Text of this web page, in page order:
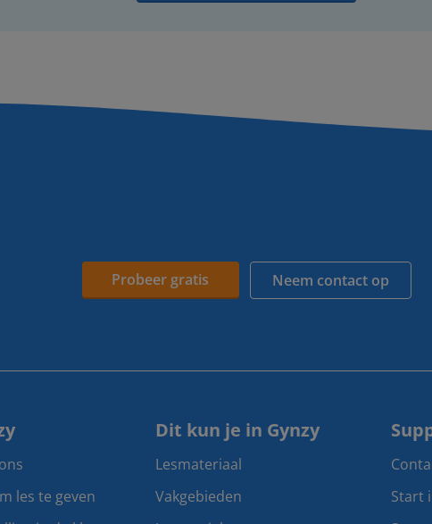
Probeer gratis Neem contact op
les te geven
Dit kun je in Gynzy
Lesmateriaal
Vakgebieden
Start